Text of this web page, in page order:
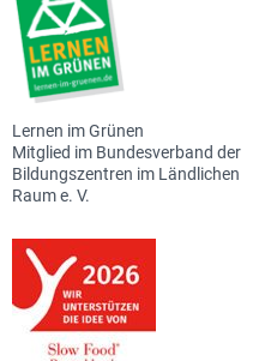
Lernen im Grünen
Mitglied im Bundesverband der
Bildungszentren im Ländlichen
Raum e. V.